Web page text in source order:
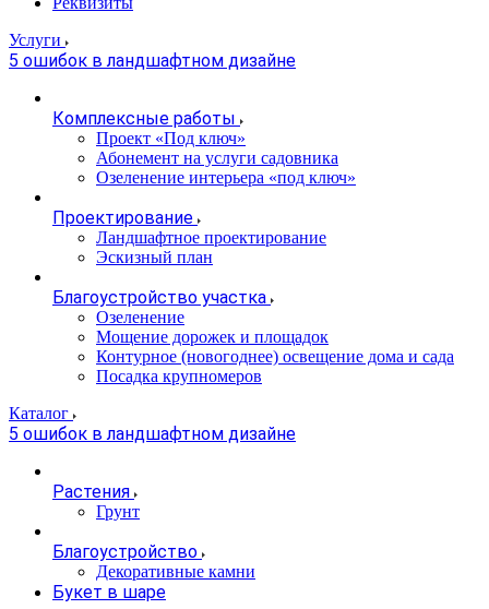
Услуги
5 ошибок в ландшафтном дизайне
Комплексные работы
Проект «Под ключ»
Абонемент на услуги садовника
Озеленение интерьера «под ключ»
Проектирование
Ландшафтное проектирование
Эскизный план
Благоустройство участка
Озеленение
Мощение дорожек и площадок
Контурное (новогоднее) освещение дома и сада
Посадка крупномеров
Каталог
5 ошибок в ландшафтном дизайне
Растения
Грунт
Благоустройство
Декоративные камни
Букет в шаре